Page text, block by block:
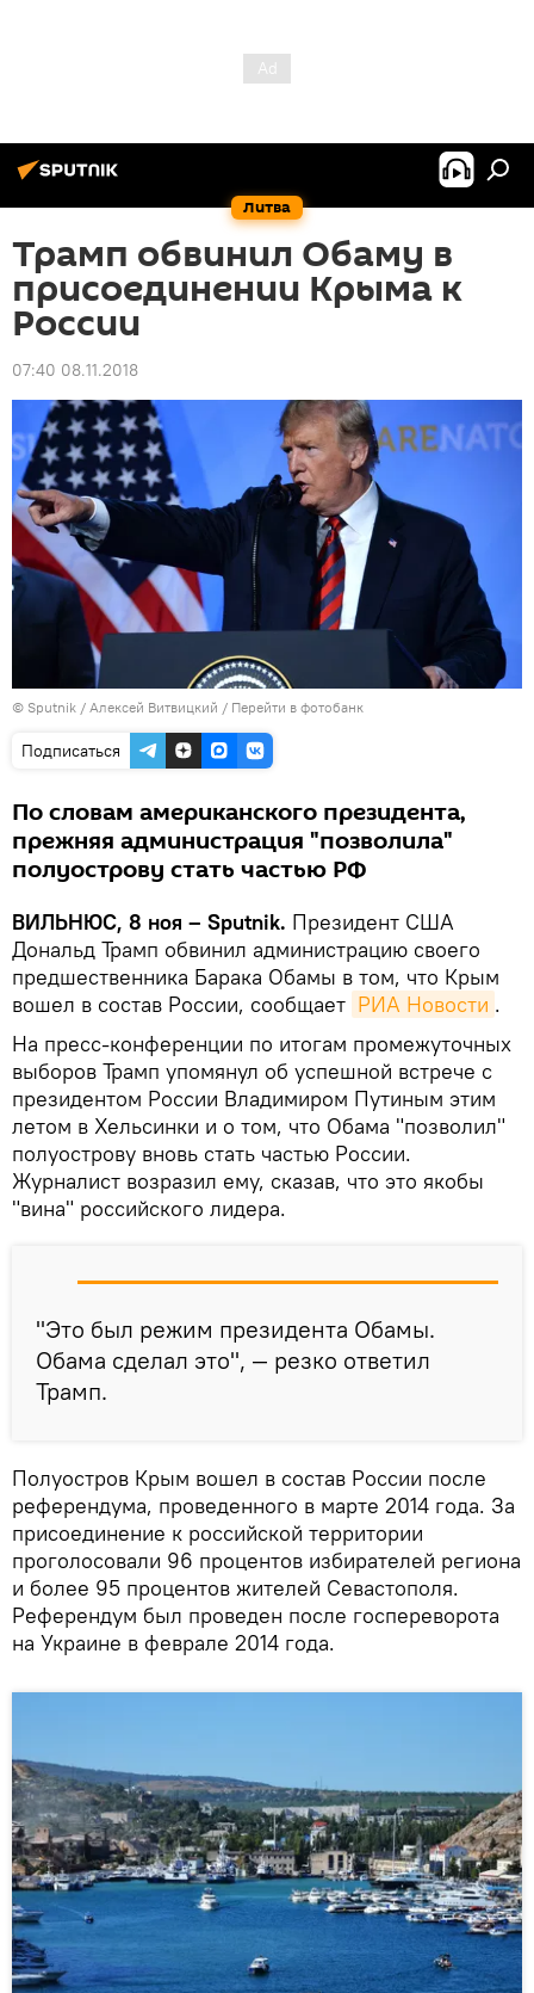
Литва
Трамп обвинил Обаму в
присоединении Крыма к
России
07:40 08.11.2018
© Sputnik / Алексей Витвицкий / Перейти в фотобанк
Подписаться
По словам американского президента,
прежняя администрация "позволила"
полуострову стать частью РФ
ВИЛЬНЮС, 8 ноя – Sputnik. Президент США
Дональд Трамп обвинил администрацию своего
предшественника Барака Обамы в том, что Крым
вошел в состав России, сообщает РИА Новости .
На пресс-конференции по итогам промежуточных
выборов Трамп упомянул об успешной встрече с
президентом России Владимиром Путиным этим
летом в Хельсинки и о том, что Обама "позволил"
полуострову вновь стать частью России.
Журналист возразил ему, сказав, что это якобы
"вина" российского лидера.
"Это был режим президента Обамы.
Обама сделал это", — резко ответил
Трамп.
Полуостров Крым вошел в состав России после
референдума, проведенного в марте 2014 года. За
присоединение к российской территории
проголосовали 96 процентов избирателей региона
и более 95 процентов жителей Севастополя.
Референдум был проведен после госпереворота
на Украине в феврале 2014 года.